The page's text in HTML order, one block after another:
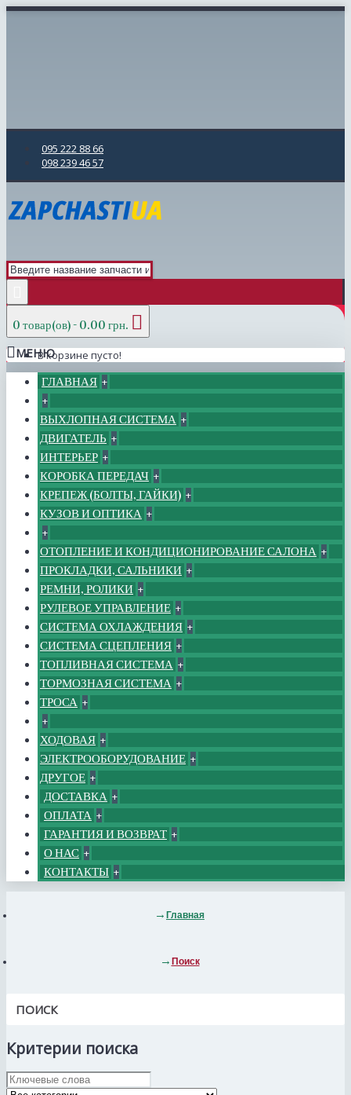
095 222 88 66
098 239 46 57
0 товар(ов) - 0.00 грн.
В корзине пусто!
МЕНЮ
ГЛАВНАЯ +
+
ВЫХЛОПНАЯ СИСТЕМА +
ДВИГАТЕЛЬ +
ИНТЕРЬЕР +
КОРОБКА ПЕРЕДАЧ +
КРЕПЕЖ (БОЛТЫ, ГАЙКИ) +
КУЗОВ И ОПТИКА +
+
ОТОПЛЕНИЕ И КОНДИЦИОНИРОВАНИЕ САЛОНА +
ПРОКЛАДКИ, САЛЬНИКИ +
РЕМНИ, РОЛИКИ +
РУЛЕВОЕ УПРАВЛЕНИЕ +
СИСТЕМА ОХЛАЖДЕНИЯ +
СИСТЕМА СЦЕПЛЕНИЯ +
ТОПЛИВНАЯ СИСТЕМА +
ТОРМОЗНАЯ СИСТЕМА +
ТРОСА +
+
ХОДОВАЯ +
ЭЛЕКТРООБОРУДОВАНИЕ +
ДРУГОЕ +
ДОСТАВКА +
ОПЛАТА +
ГАРАНТИЯ И ВОЗВРАТ +
О НАС +
КОНТАКТЫ +
Главная
Поиск
ПОИСК
Критерии поиска